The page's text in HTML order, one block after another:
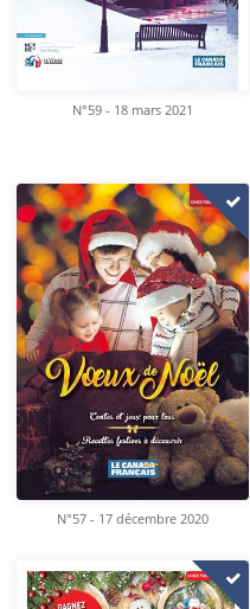
N°59 - 18 mars 2021
N°57 - 17 décembre 2020